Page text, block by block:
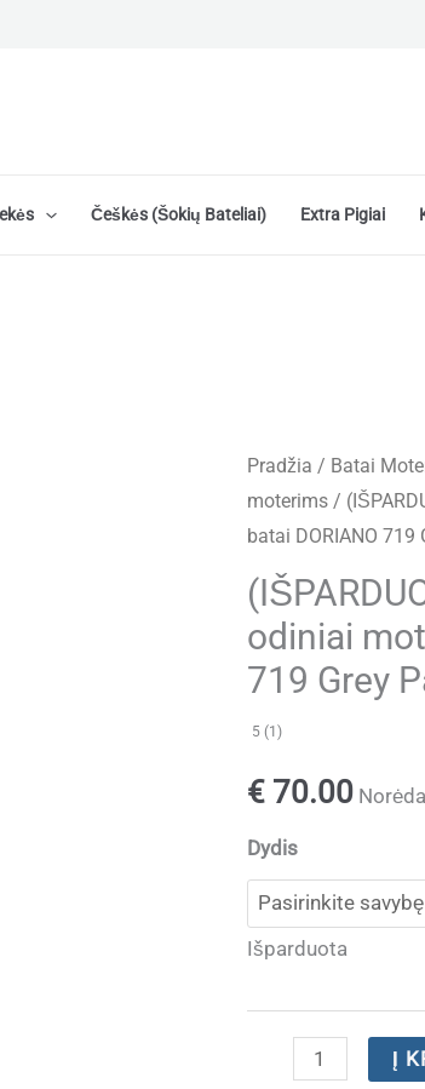
Češkės (šokių Bateliai) Extra Pigiai
Pradžia / Batai
moterims/
batai DORIANO 719
odiniai
719 Grey
5 (1)
€70.00
Dydis
Išparduota
produkto
Į